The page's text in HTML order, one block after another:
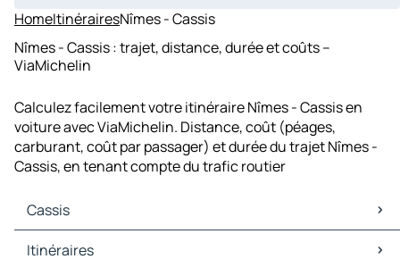
HomeItinérairesNîmes - Cassis
Nîmes - Cassis : trajet, distance, durée et coûts –
ViaMichelin
Calculez facilement votre itinéraire Nîmes - Cassis en
voiture avec ViaMichelin. Distance, coût (péages,
carburant, coût par passager) et durée du trajet Nîmes -
Cassis, en tenant compte du trafic routier
Cassis
Cassis Cartes et plans
Itinéraires